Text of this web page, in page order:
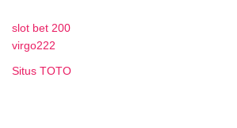
slot bet 200
virgo222
Situs TOTO